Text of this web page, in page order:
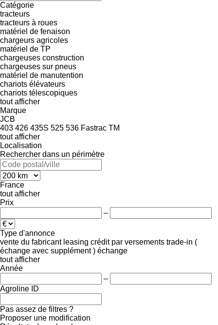
Catégorie
tracteurs
tracteurs à roues
matériel de fenaison
chargeurs agricoles
matériel de TP
chargeuses construction
chargeuses sur pneus
matériel de manutention
chariots élévateurs
chariots télescopiques
tout afficher
Marque
JCB
403 426 435S 525 536 Fastrac TM
tout afficher
Localisation
Rechercher dans un périmètre
France
tout afficher
Prix
–
Type d'annonce
vente du fabricant leasing crédit par versements trade-in (
échange avec supplément ) échange
tout afficher
Année
–
Agroline ID
Pas assez de filtres ?
Proposer une modification